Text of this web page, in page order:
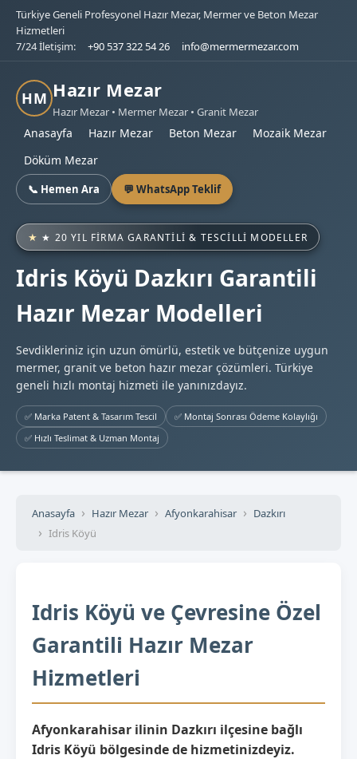
Türkiye Geneli Profesyonel Hazır Mezar, Mermer ve Beton Mezar
Hizmetleri
7/24 İletişim:
+90 537 322 54 26 info@mermermezar.com
HM Hazır Mezar
Hazır Mezar • Mermer Mezar • Granit Mezar
Anasayfa Hazır Mezar Beton Mezar
Mozaik Mezar
Döküm Mezar
📞 Hemen Ara 💬 WhatsApp Teklif
★ 20 YIL FIRMA GARANTILI & TESCILLI MODELLER
Idris Köyü Dazkırı Garantili
Hazır Mezar Modelleri
Sevdikleriniz için uzun ömürlü, estetik ve bütçenize uygun
mermer, granit ve beton hazır mezar çözümleri. Türkiye
geneli hızlı montaj hizmeti ile yanınızdayız.
✅ Marka Patent & Tasarım Tescil
✅ Montaj Sonrası Ödeme Kolaylığı
✅ Hızlı Teslimat & Uzman Montaj
Anasayfa Hazır Mezar Afyonkarahisar
Dazkırı
Idris Köyü
Idris Köyü ve Çevresine Özel
Garantili Hazır Mezar
Hizmetleri
Afyonkarahisar ilinin Dazkırı ilçesine bağlı
Idris Köyü bölgesinde de hizmetinizdeyiz.